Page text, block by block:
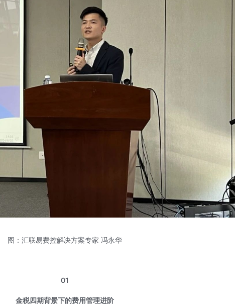
图：汇联易费控解决方案专家 冯永华
01
金税四期背景下的费用管理进阶